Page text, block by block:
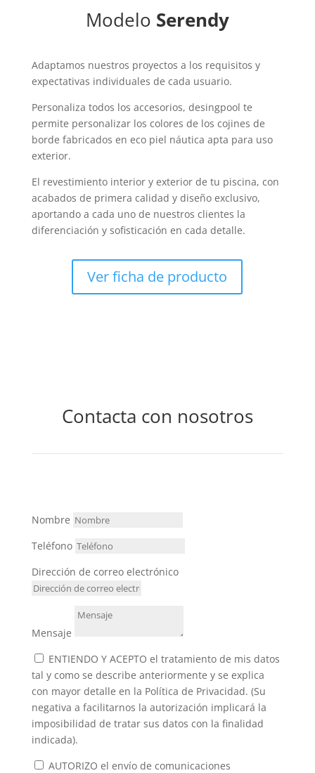
Modelo Serendy
Adaptamos nuestros proyectos a los requisitos y
expectativas individuales de cada usuario.
Personaliza todos los accesorios, desingpool te
permite personalizar los colores de los cojines de
borde fabricados en eco piel náutica apta para uso
exterior.
El revestimiento interior y exterior de tu piscina, con
acabados de primera calidad y diseño exclusivo,
aportando a cada uno de nuestros clientes la
diferenciación y sofisticación en cada detalle.
Ver ficha de producto
Contacta con nosotros
Nombre
Teléfono
Dirección de correo electrónico
Mensaje
ENTIENDO Y ACEPTO el tratamiento de mis datos
tal y como se describe anteriormente y se explica
con mayor detalle en la Política de Privacidad. (Su
negativa a facilitarnos la autorización implicará la
imposibilidad de tratar sus datos con la finalidad
indicada).
AUTORIZO el envío de comunicaciones